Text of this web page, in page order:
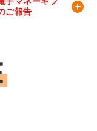
ご報告